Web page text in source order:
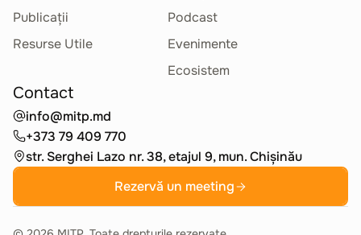
Publicații
Resurse Utile
Podcast
Evenimente
Ecosistem
Contact
info@mitp.md
+373 79 409 770
str. Serghei Lazo nr. 38, etajul 9, mun. Chișinău
Rezervă un meeting